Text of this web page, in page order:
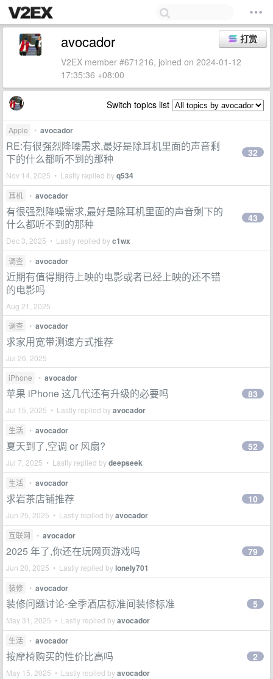
打赏
avocador
V2EX member #671216, joined on 2024-01-12
17:35:36 +08:00
Switch topics list
Apple • avocador
RE:有很强烈降噪需求,最好是除耳机里面的声音剩
下的什么都听不到的那种
Nov 14, 2025 • Lastly replied byq534
32
耳机 • avocador
有很强烈降噪需求,最好是除耳机里面的声音剩下的
什么都听不到的那种
Dec 3, 2025 • Lastly replied byc1wx
43
调查 • avocador
近期有值得期待上映的电影或者已经上映的还不错
的电影吗
Aug 21, 2025
调查
• avocador
求家用宽带测速方式推荐
Jul 26, 2025
iPhone
• avocador
苹果 iPhone 这几代还有升级的必要吗
Jul 15, 2025 • Lastly replied byavocador
83
生活 • avocador
夏天到了,空调 or 风扇?
Jul 7, 2025 • Lastly replied bydeepseek
52
生活 • avocador
求岩茶店铺推荐
Jun 25, 2025 • Lastly replied byavocador
10
互联网 • avocador
2025 年了,你还在玩网页游戏吗
Jun 20, 2025 • Lastly replied bylonely701
79
装修 • avocador
装修问题讨论-全季酒店标准间装修标准
May 31, 2025 • Lastly replied byavocador
5
生活 • avocador
按摩椅购买的性价比高吗
May 15, 2025 • Lastly replied byavocador
2